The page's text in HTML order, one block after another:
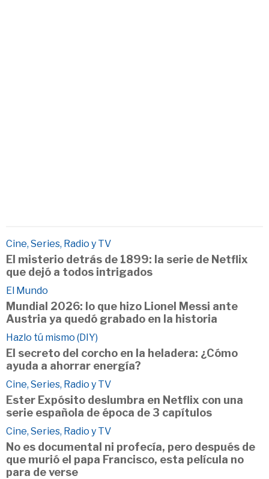
Cine, Series, Radio y TV
El misterio detrás de 1899: la serie de Netflix
que dejó a todos intrigados
El Mundo
Mundial 2026: lo que hizo Lionel Messi ante
Austria ya quedó grabado en la historia
Hazlo tú mismo (DIY)
El secreto del corcho en la heladera: ¿Cómo
ayuda a ahorrar energía?
Cine, Series, Radio y TV
Ester Expósito deslumbra en Netflix con una
serie española de época de 3 capítulos
Cine, Series, Radio y TV
No es documental ni profecía, pero después de
que murió el papa Francisco, esta película no
para de verse